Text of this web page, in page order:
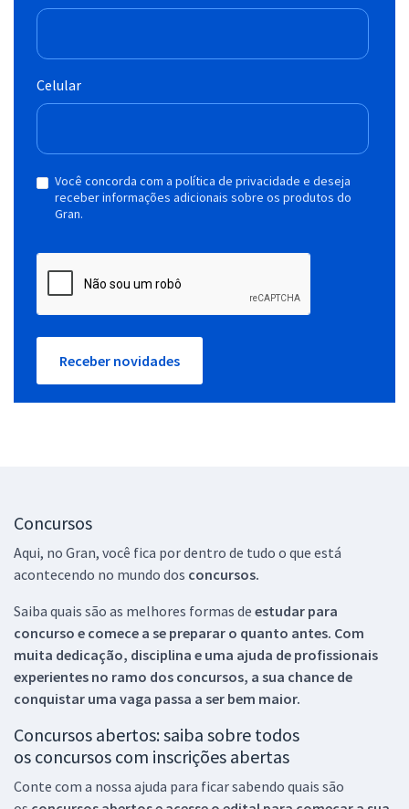
Celular
Você concorda com a política de privacidade e deseja
receber informações adicionais sobre os produtos do
Gran.
Receber novidades
Concursos
Aqui, no Gran, você fica por dentro de tudo o que está
acontecendo no mundo dos concursos.
Saiba quais são as melhores formas de estudar para
concurso e comece a se preparar o quanto antes. Com
muita dedicação, disciplina e uma ajuda de profissionais
experientes no ramo dos concursos, a sua chance de
conquistar uma vaga passa a ser bem maior.
Concursos abertos: saiba sobre todos
os concursos com inscrições abertas
Conte com a nossa ajuda para ficar sabendo quais são